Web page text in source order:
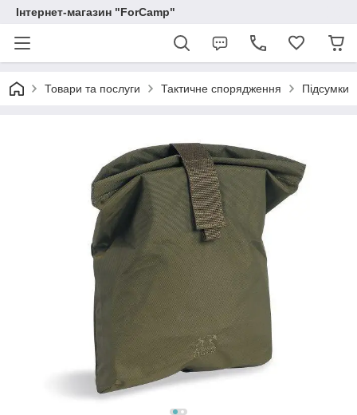
Інтернет-магазин "ForCamp"
Товари та послуги Тактичне спорядження Підсумки